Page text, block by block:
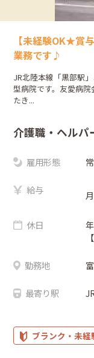
【未経験OK★賞
業務です♪
JR北陸本線「黒部駅
型病院です。友愛病
たき...
介護職・ヘルパ
雇用形態
給与
休日
勤務地
最寄り駅
ブランク・未経